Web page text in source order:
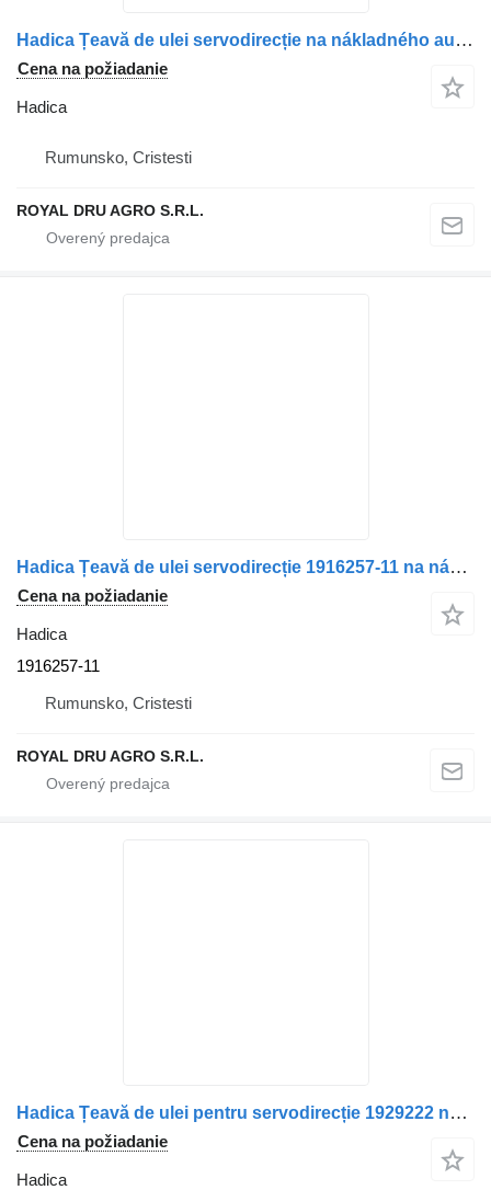
Hadica Țeavă de ulei servodirecție na nákladného auta Scania – 2022356
Cena na požiadanie
Hadica
Rumunsko, Cristesti
ROYAL DRU AGRO S.R.L.
Hadica Țeavă de ulei servodirecție 1916257-11 na nákladného auta Scania
Cena na požiadanie
Hadica
1916257-11
Rumunsko, Cristesti
ROYAL DRU AGRO S.R.L.
Hadica Țeavă de ulei pentru servodirecție 1929222 na nákladného auta Scania
Cena na požiadanie
Hadica